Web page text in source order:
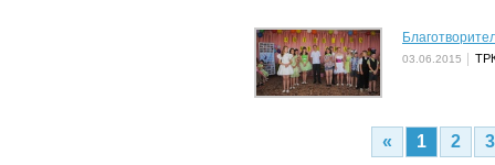
03.06.2015
« 1 2 3